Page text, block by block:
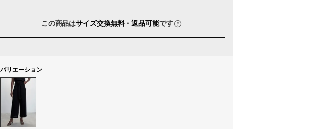
この商品はサイズ交換無料・返品可能です
バリエーション